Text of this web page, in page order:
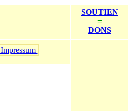
SOUTIEN
=
DONS
Impressum